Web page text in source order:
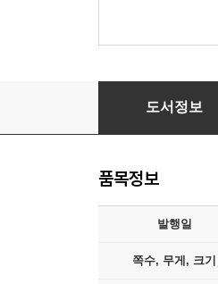
모래 사나이
도서정보
품목정보
발행일
쪽수, 무게, 크기